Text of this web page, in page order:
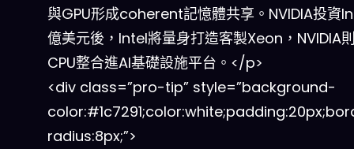
與GPU形成coherent記憶體共享。NVIDIA投資
億美元後，Intel將量身打造客製Xeon，NVIDIA
CPU整合進AI基礎設施平台。</p>
<div class=”pro-tip” style=”background-
radius:8px;”>